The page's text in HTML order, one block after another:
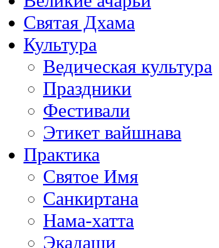
Святая Дхама
Культура
Ведическая культура
Праздники
Фестивали
Этикет вайшнава
Практика
Святое Имя
Санкиртана
Нама-хатта
Экадаши